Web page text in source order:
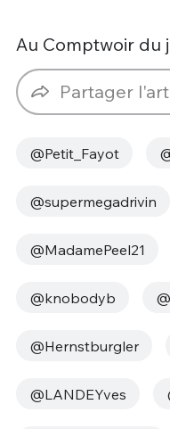
Au Comptwoir du
Partager
@Petit_Fayot
@supermegadrivin
@MadamePeel21
@knobodyb
@Hernstburgler
@LANDEYves